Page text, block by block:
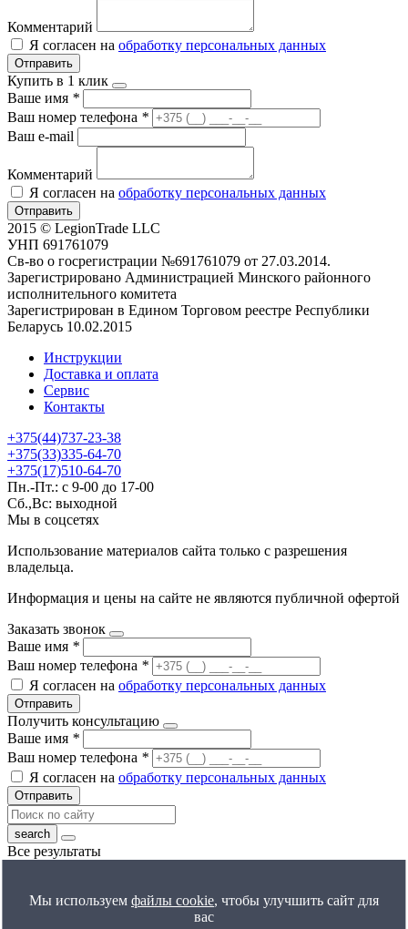
Комментарий
Я согласен на обработку персональных данных
Отправить
Купить в 1 клик
Ваше имя *
Ваш номер телефона *
Ваш e-mail
Комментарий
Я согласен на обработку персональных данных
Отправить
2015 © LegionTrade LLC
УНП 691761079
Св-во о госрегистрации №691761079 от 27.03.2014.
Зарегистрировано Администрацией Минского районного
исполнительного комитета
Зарегистрирован в Едином Торговом реестре Республики
Беларусь 10.02.2015
Инструкции
Доставка и оплата
Сервис
Контакты
+375(44)737-23-38
+375(33)335-64-70
+375(17)510-64-70
Пн.-Пт.: с 9-00 до 17-00
Сб.,Вс: выходной
Мы в соцсетях
Использование материалов сайта только с разрешения
владельца.
Информация и цены на сайте не являются публичной офертой
Заказать звонок
Ваше имя *
Ваш номер телефона *
Я согласен на обработку персональных данных
Отправить
Получить консультацию
Ваше имя *
Ваш номер телефона *
Я согласен на обработку персональных данных
Отправить
Все результаты
Ваш номер телефона*
обработку персональных данных
Мы используем файлы cookie, чтобы улучшить сайт для
вас